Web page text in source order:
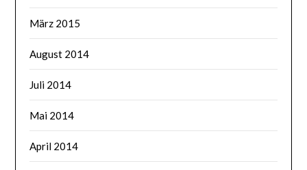
März 2015
August 2014
Juli 2014
Mai 2014
April 2014